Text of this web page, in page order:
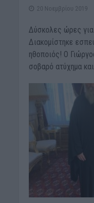
20 Νοεμβρίου 2019
Δύσκολες ώρες
Διακομίστηκε
ηθοποιός! Ο
σοβαρό ατύχημα